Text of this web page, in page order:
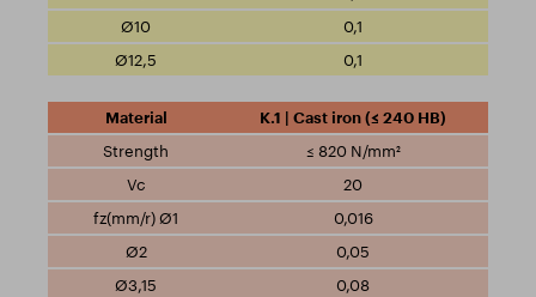
0,1
0,1
K.1 | Cast iron (≤ 240 HB)
≤ 820 N/mm²
20
0,016
0,05
0,08